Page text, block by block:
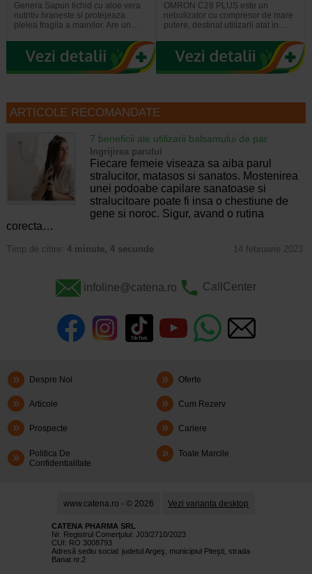
Genera Sapun lichid cu aloe vera
nutritiv hraneste si protejeaza
pielea fragila a mainilor. Are un…
OMRON C28 PLUS este un
nebulizator cu compresor de mare
putere, destinat utilizarii atat in…
ARTICOLE RECOMANDATE
7 beneficii ale utilizarii balsamului de par
Ingrijirea parului
Fiecare femeie viseaza sa aiba parul
stralucitor, matasos si sanatos. Mostenirea
unei podoabe capilare sanatoase si
stralucitoare poate fi insa o chestiune de
gene si noroc. Sigur, avand o rutina
corecta…
Timp de citire: 4 minute, 4 secunde 14 februarie 2023
infoline@catena.ro CallCenter
Despre Noi Oferte
Articole Cum Rezerv
Prospecte Cariere
Politica De
Confidentialitate
Toate Marcile
www.catena.ro - © 2026 Vezi varianta desktop
CATENA PHARMA SRL
Nr. Registrul Comerţului: J03/2710/2023
CUI: RO 3008793
Adresă sediu social: judetul Argeş, municipiul Piteşti, strada
Banat nr.2